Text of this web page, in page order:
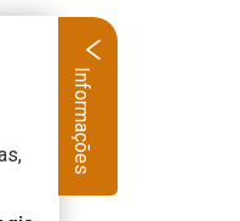
Informações